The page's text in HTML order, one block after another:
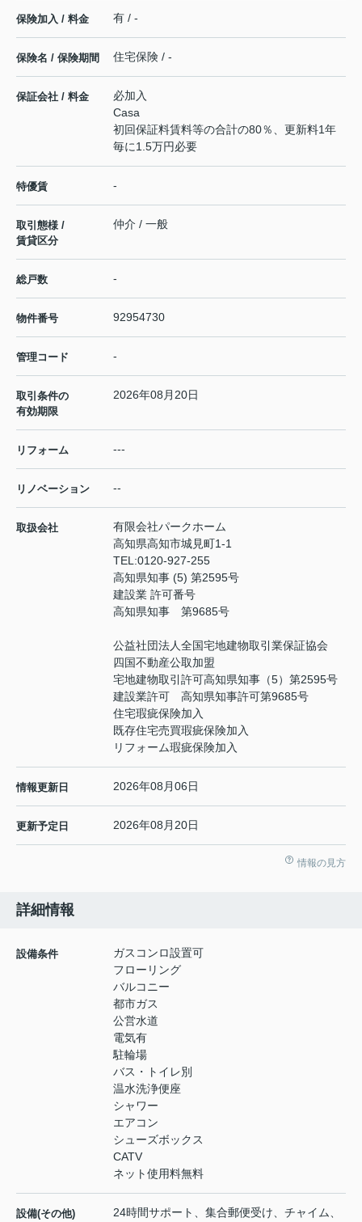
保険加入 / 料金 有 / -
保険名 / 保険期間 住宅保険 / -
保証会社 / 料金
必加入
Casa
初回保証料賃料等の合計の80％、更新料1年
毎に1.5万円必要
特優賃 -
取引態様 /
賃貸区分
仲介 / 一般
総戸数 -
物件番号 92954730
管理コード -
取引条件の
有効期限
2026年08月20日
リフォーム ---
リノベーション --
取扱会社
有限会社パークホーム
高知県高知市城見町1-1
TEL:0120-927-255
高知県知事 (5) 第2595号
建設業 許可番号
高知県知事 第9685号
公益社団法人全国宅地建物取引業保証協会
四国不動産公取加盟
宅地建物取引許可高知県知事（5）第2595号
建設業許可 高知県知事許可第9685号
住宅瑕疵保険加入
既存住宅売買瑕疵保険加入
リフォーム瑕疵保険加入
情報更新日 2026年08月06日
更新予定日 2026年08月20日
情報の見方
詳細情報
設備条件
ガスコンロ設置可
フローリング
バルコニー
都市ガス
公営水道
電気有
駐輪場
バス・トイレ別
温水洗浄便座
シャワー
エアコン
シューズボックス
CATV
ネット使用料無料
設備(その他) 24時間サポート、集合郵便受け、チャイム、